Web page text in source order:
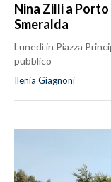
Nina Zilli a
Smeralda
Lunedì in Piazza
pubblico
Ilenia Giagnoni